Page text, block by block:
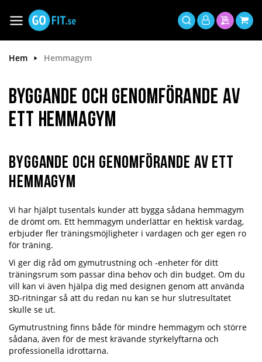
innehållet
Växla
Nav
Sök
Mitt
Min Min
Hem Hemmagym
Byggande och genomförande av
ett hemmagym
Byggande och genomförande av ett
hemmagym
Vi har hjälpt tusentals kunder att bygga sådana hemmagym
de drömt om. Ett hemmagym underlättar en hektisk vardag,
erbjuder fler träningsmöjligheter i vardagen och ger egen ro
för träning.
Vi ger dig råd om gymutrustning och -enheter för ditt
träningsrum som passar dina behov och din budget. Om du
vill kan vi även hjälpa dig med designen genom att använda
3D-ritningar så att du redan nu kan se hur slutresultatet
skulle se ut.
Gymutrustning finns både för mindre hemmagym och större
sådana, även för de mest krävande styrkelyftarna och
professionella idrottarna.